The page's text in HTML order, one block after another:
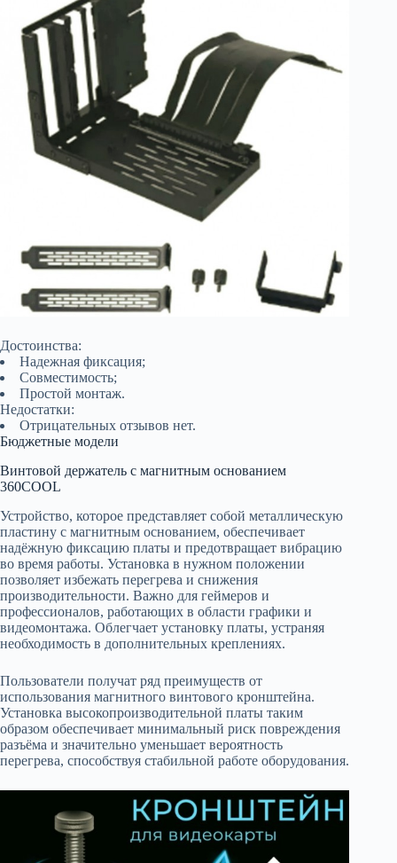
Достоинства:
Надежная фиксация;
Совместимость;
Простой монтаж.
Недостатки:
Отрицательных отзывов нет.
Бюджетные модели
Винтовой держатель с магнитным основанием
360COOL
Устройство, которое представляет собой металлическую
пластину с магнитным основанием, обеспечивает
надёжную фиксацию платы и предотвращает вибрацию
во время работы. Установка в нужном положении
позволяет избежать перегрева и снижения
производительности. Важно для геймеров и
профессионалов, работающих в области графики и
видеомонтажа. Облегчает установку платы, устраняя
необходимость в дополнительных креплениях.
Пользователи получат ряд преимуществ от
использования магнитного винтового кронштейна.
Установка высокопроизводительной платы таким
образом обеспечивает минимальный риск повреждения
разъёма и значительно уменьшает вероятность
перегрева, способствуя стабильной работе оборудования.